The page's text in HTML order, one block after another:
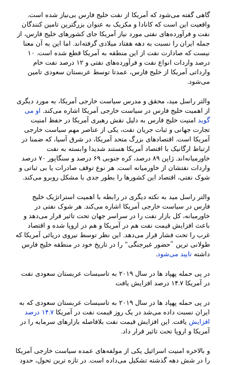
گاهی گفته می‌شود که آمریکا از نفت خلیج فارس بی‌نیاز شده است.
واقعیت این است که کانادا و مکزیک به عنوان بزرگترین تامین کنندگان
نفت و فرآورده‌های نفتی مورد نیاز آمریکا جای کشورهای خلیج فارس، از
جمله ایران را نسبت به دهه هفتاد میلادی گرفته‌اند. اما این به آن معنا
نیست که صادارت نفت از این منطقه به آمریکا قطع شده است. ۱۰
درصد واردات انواع نفت و فرآورده‌های نفتی و ۱۲ درصد نفت خام
وارداتی آمریکا از خلیج فارس، عمدتا توسط عربستان سعودی تامین
می‌شود.
والتر راسل مید، محقق و مدرس سیاست خارجی آمریکا، به مورد دیگری
از اهمیت خلیج فارس در سیاست خارجی آمریکا اشاره می‌کند. او می
گوید امنیت خلیج فارس به دلیل نقش رهبری آمریکا در حفظ امنیت
تجارت جهانی و ثبات جریان نفت، یکی از عناصر مهم سیاست خارجی
آمریکا است. اقتصادهای بزرگ متحد آمریکا، در شرق آسیا، که ضمنا در
ارتباط ارگانیک با اقتصاد آمریکا هستند شدیدا وابسته به نفت
خاورمیانه‌اند. ژاپن ۸۹ درصد، کره جنوبی ۶۹ درصد و سنگاپور ۷۰ درصد
واردات نفتشان از خاورمیانه است. هر نوع توقف صادرات یا بی ثباتی و
شوک نفتی، اقتصاد این کشورها را بطور جدی با مشکل روبرو می‌کند.
والتر راسل مید به نکته دیگری در رابطه با اهمیت استراتژیک خلیج
فارس در سیاست خارجی آمریکا اشاره می‌کند. هر شوک نفتی در
خاورمیانه، کل بازار نفت را در سراسر جهان تحت تاثیر قرار می‌دهد و
باعث افزایش قیمت نفت هم در آمریکا و هم در اروپا شده و اقتصاد
غرب را تحت فشار قرار می‌دهد. این نظر توسط نیروی دریائی آمریکا که
طولانی ترین “حضور غیرجنگی” را در تاریخ خود در منطقه خلیج فارس
داشته تایید می‌شود.
در پی حمله پهپاد ها در سال ۲۰۱۹ به تاسیسات عربستان سعودی نفت
در آمریکا ۱۴.۷ درصد افزایش یافت
در پی حمله پهپاد ها در سال ۲۰۱۹ به تاسیسات عربستان سعودی که به
ایران نسبت داده می‌شد در یک روز قیمت نفت در آمریکا
۱۴.۷ درصد
افزایش یافت. این افزایش قیمت نفت بلافاصله بازارهای سرمایه را در
آمریکا و اروپا تحت تاثیر قرار داد.
و بالاخره امنیت اسرائیل یکی از مولفه‌های عمده سیاست خارجی آمریکا
را در شش دهه گذشته تشکیل می‌داده است. در تازه ترین تحول، حدود